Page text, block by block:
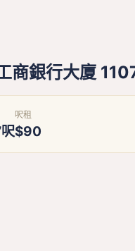
商銀行大廈
呎租
$90